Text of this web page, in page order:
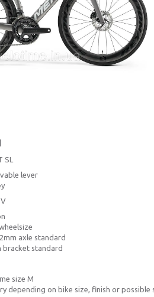
SL
lever
axle standard
bracket standard
size M
depending on bike size, finish or possible